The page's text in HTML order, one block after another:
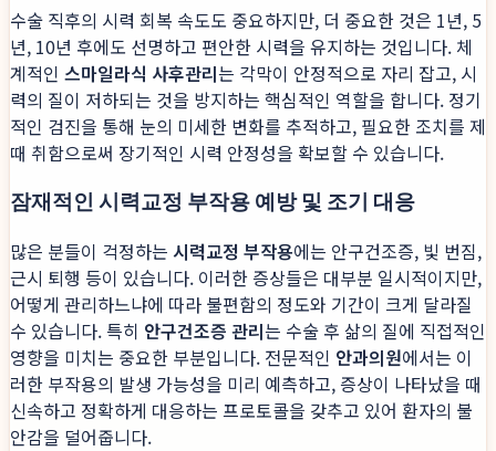
수술 직후의 시력 회복 속도도 중요하지만, 더 중요한 것은 1년, 5
년, 10년 후에도 선명하고 편안한 시력을 유지하는 것입니다. 체
계적인 스마일라식 사후관리는 각막이 안정적으로 자리 잡고, 시
력의 질이 저하되는 것을 방지하는 핵심적인 역할을 합니다. 정기
적인 검진을 통해 눈의 미세한 변화를 추적하고, 필요한 조치를 제
때 취함으로써 장기적인 시력 안정성을 확보할 수 있습니다.
잠재적인 시력교정 부작용 예방 및 조기 대응
많은 분들이 걱정하는 시력교정 부작용에는 안구건조증, 빛 번짐,
근시 퇴행 등이 있습니다. 이러한 증상들은 대부분 일시적이지만,
어떻게 관리하느냐에 따라 불편함의 정도와 기간이 크게 달라질
수 있습니다. 특히 안구건조증 관리는 수술 후 삶의 질에 직접적인
영향을 미치는 중요한 부분입니다. 전문적인 안과의원에서는 이
러한 부작용의 발생 가능성을 미리 예측하고, 증상이 나타났을 때
신속하고 정확하게 대응하는 프로토콜을 갖추고 있어 환자의 불
안감을 덜어줍니다.